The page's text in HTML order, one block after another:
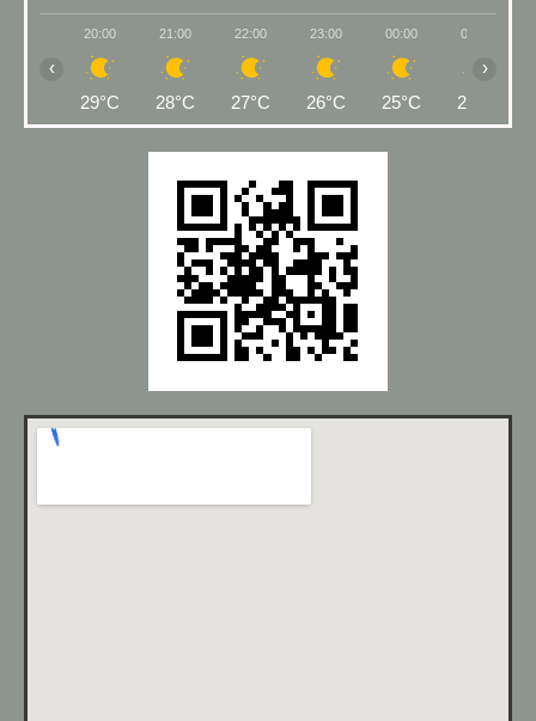
20:00
29°C
21:00
28°C
22:00
27°C
23:00
26°C
00:00
25°C
01:00
25°C
‹ ›